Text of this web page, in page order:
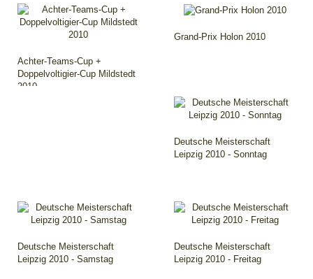
Achter-Teams-Cup +
Doppelvoltigier-Cup Mildstedt
2010
Grand-Prix Holon 2010
Deutsche Meisterschaft
Leipzig 2010 - Sonntag
Deutsche Meisterschaft
Leipzig 2010 - Samstag
Deutsche Meisterschaft
Leipzig 2010 - Freitag